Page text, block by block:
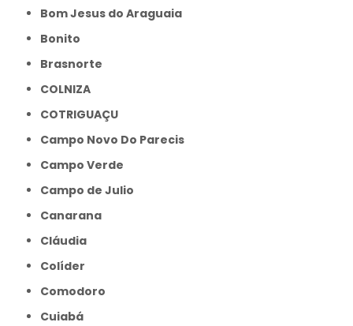
Bom Jesus do Araguaia
Bonito
Brasnorte
COLNIZA
COTRIGUAÇU
Campo Novo Do Parecis
Campo Verde
Campo de Julio
Canarana
Cláudia
Colíder
Comodoro
Cuiabá